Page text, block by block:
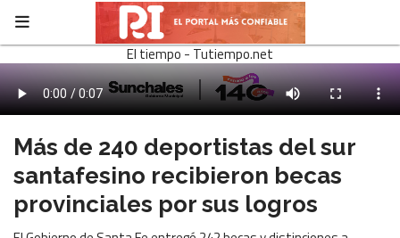
El tiempo - Tutiempo.net
Más de 240 deportistas del sur
santafesino recibieron becas
provinciales por sus logros